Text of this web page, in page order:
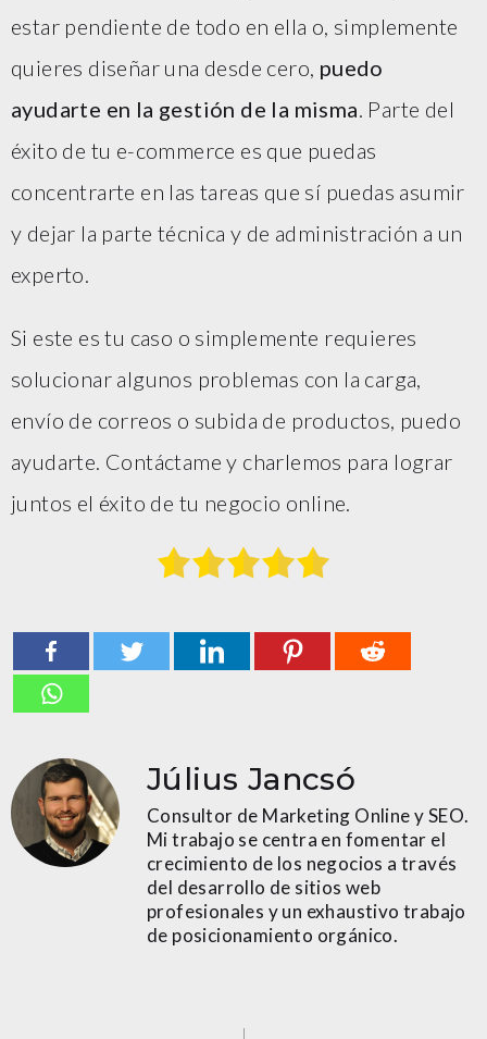
estar pendiente de todo en ella o, simplemente
quieres diseñar una desde cero, puedo
ayudarte en la gestión de la misma. Parte del
éxito de tu e-commerce es que puedas
concentrarte en las tareas que sí puedas asumir
y dejar la parte técnica y de administración a un
experto.
Si este es tu caso o simplemente requieres
solucionar algunos problemas con la carga,
envío de correos o subida de productos, puedo
ayudarte. Contáctame y charlemos para lograr
juntos el éxito de tu negocio online.
Július Jancsó
Consultor de Marketing Online y SEO.
Mi trabajo se centra en fomentar el
crecimiento de los negocios a través
del desarrollo de sitios web
profesionales y un exhaustivo trabajo
de posicionamiento orgánico.